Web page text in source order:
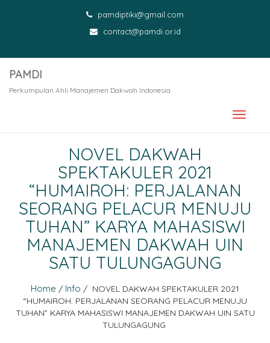
pamdiptiki@gmail.com
contact@pamdi.or.id
PAMDI
Perkumpulan Ahli Manajemen Dakwah Indonesia
NOVEL DAKWAH
SPEKTAKULER 2021
“HUMAIROH: PERJALANAN
SEORANG PELACUR MENUJU
TUHAN” KARYA MAHASISWI
MANAJEMEN DAKWAH UIN
SATU TULUNGAGUNG
Home / Info / NOVEL DAKWAH SPEKTAKULER 2021
“HUMAIROH: PERJALANAN SEORANG PELACUR MENUJU
TUHAN” KARYA MAHASISWI MANAJEMEN DAKWAH UIN SATU
TULUNGAGUNG